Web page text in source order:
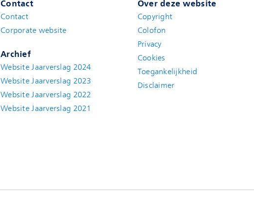
Contact
Contact(new window)
Corporate website
Archief
Website Jaarverslag 2024
Website Jaarverslag 2023
Website Jaarverslag 2022
Website Jaarverslag 2021
Over deze website
Copyright
Colofon
Privacy
Cookies
Toegankelijkheid
Disclaimer